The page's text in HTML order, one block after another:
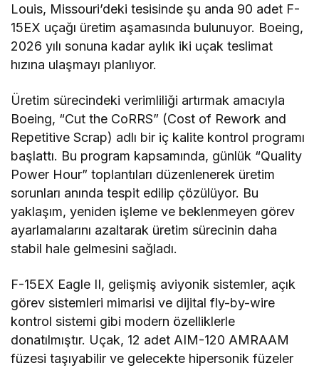
Louis, Missouri’deki tesisinde şu anda 90 adet F-
15EX uçağı üretim aşamasında bulunuyor. Boeing,
2026 yılı sonuna kadar aylık iki uçak teslimat
hızına ulaşmayı planlıyor.
Üretim sürecindeki verimliliği artırmak amacıyla
Boeing, “Cut the CoRRS” (Cost of Rework and
Repetitive Scrap) adlı bir iç kalite kontrol programı
başlattı. Bu program kapsamında, günlük “Quality
Power Hour” toplantıları düzenlenerek üretim
sorunları anında tespit edilip çözülüyor. Bu
yaklaşım, yeniden işleme ve beklenmeyen görev
ayarlamalarını azaltarak üretim sürecinin daha
stabil hale gelmesini sağladı.
F-15EX Eagle II, gelişmiş aviyonik sistemler, açık
görev sistemleri mimarisi ve dijital fly-by-wire
kontrol sistemi gibi modern özelliklerle
donatılmıştır. Uçak, 12 adet AIM-120 AMRAAM
füzesi taşıyabilir ve gelecekte hipersonik füzeler